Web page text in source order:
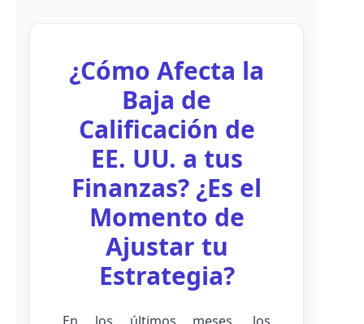
¿Cómo Afecta la
Baja de
Calificación de
EE. UU. a tus
Finanzas? ¿Es el
Momento de
Ajustar tu
Estrategia?